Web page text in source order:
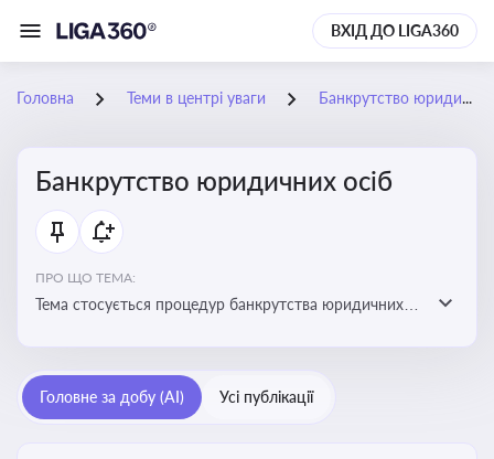
ВХІД ДО LIGA360
Головна Теми в центрі уваги Банкрутство юридичних осіб
Банкрутство юридичних осіб
ПРО ЩО ТЕМА:
Тема стосується процедур банкрутства юридичних
Головне за добу (AI) Усі публікації